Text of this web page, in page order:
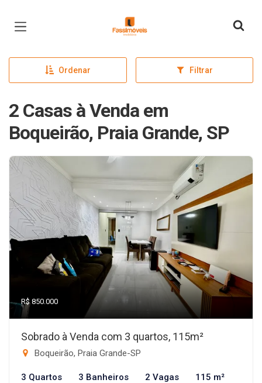
Página inicial
Ordenar Filtrar
2 Casas à Venda em
Boqueirão, Praia Grande, SP
R$ 850.000
Sobrado à Venda com 3 quartos, 115m²
Boqueirão, Praia Grande-SP
3 Quartos 3 Banheiros 2 Vagas 115 m²